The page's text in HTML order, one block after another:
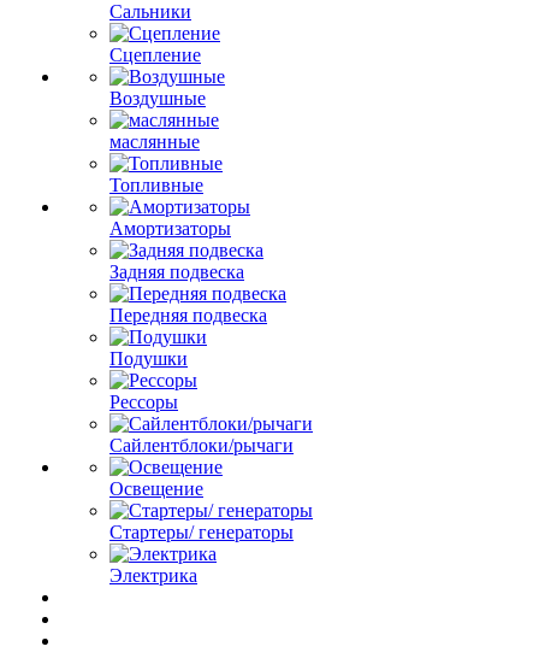
Сальники
Сцепление
Воздушные
маслянные
Топливные
Амортизаторы
Задняя подвеска
Передняя подвеска
Подушки
Рессоры
Сайлентблоки/рычаги
Освещение
Стартеры/ генераторы
Электрика